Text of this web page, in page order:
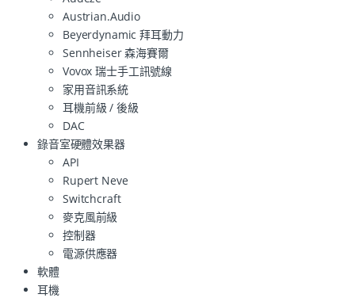
Austrian.Audio
Beyerdynamic 拜耳動力
Sennheiser 森海賽爾
Vovox 瑞士手工訊號線
家用音訊系統
耳機前級 / 後級
DAC
錄音室硬體效果器
API
Rupert Neve
Switchcraft
麥克風前級
控制器
電源供應器
軟體
耳機